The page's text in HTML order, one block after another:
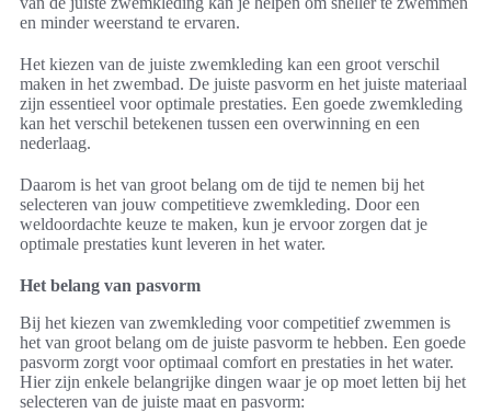
en minder weerstand te ervaren.
Het kiezen van de juiste zwemkleding kan een groot verschil
maken in het zwembad. De juiste pasvorm en het juiste materiaal
zijn essentieel voor optimale prestaties. Een goede zwemkleding
kan het verschil betekenen tussen een overwinning en een
nederlaag.
Daarom is het van groot belang om de tijd te nemen bij het
selecteren van jouw competitieve zwemkleding. Door een
weldoordachte keuze te maken, kun je ervoor zorgen dat je
optimale prestaties kunt leveren in het water.
Het belang van pasvorm
Bij het kiezen van zwemkleding voor competitief zwemmen is
het van groot belang om de juiste pasvorm te hebben. Een goede
pasvorm zorgt voor optimaal comfort en prestaties in het water.
Hier zijn enkele belangrijke dingen waar je op moet letten bij het
selecteren van de juiste maat en pasvorm: